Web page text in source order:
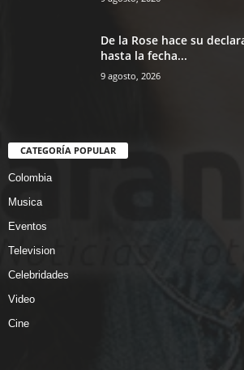
De la Rose hace su
hasta la fecha...
9 agosto, 2026
CATEGORÍA POPULAR
Colombia
Musica
Eventos
Television
Celebridades
Video
Cine